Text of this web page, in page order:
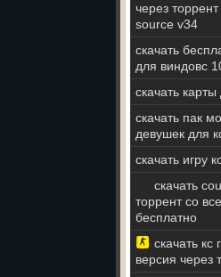
через
source v34
скачать
для виндовс
скачать
скачать пак
девушек для
скачать игру
скачать
торрент со
бесплатно
скачать кс
версия через